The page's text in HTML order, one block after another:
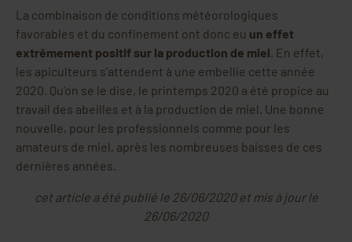
La combinaison de conditions météorologiques
favorables et du confinement ont donc eu un effet
extrêmement positif sur la production de miel. En effet,
les apiculteurs s’attendent à une embellie cette année
2020. Qu’on se le dise, le printemps 2020 a été propice au
travail des abeilles et à la production de miel. Une bonne
nouvelle, pour les professionnels comme pour les
amateurs de miel, après les nombreuses baisses de ces
dernières années.
cet article a été publié le 26/06/2020 et mis à jour le
26/06/2020